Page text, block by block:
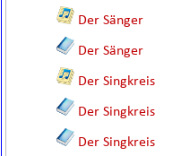
Der Sänger
Der Sänger
Der Singkreis
Der Singkreis
Der Singkreis